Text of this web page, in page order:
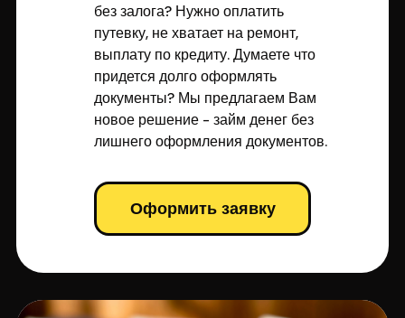
без залога? Нужно оплатить
путевку, не хватает на ремонт,
выплату по кредиту. Думаете что
придется долго оформлять
документы? Мы предлагаем Вам
новое решение - займ денег без
лишнего оформления документов.
Оформить заявку